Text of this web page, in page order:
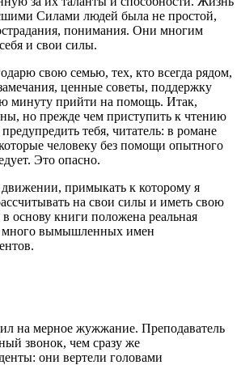
Силами людей была не простой,
понимания. Они многим
и свои силы.
свою семью, тех, кто всегда рядом,
ценные советы, поддержку
минуту прийти на помощь. Итак,
но прежде чем приступить к чтению
тебя, читатель: в романе
человеку без помощи опытного
Это опасно.
примыкать к которому я
на свои силы и иметь свою
основу книги положена реальная
много вымышленных имен
на мерное жужжание. Преподаватель
звонок, чем сразу же
они вертели головами